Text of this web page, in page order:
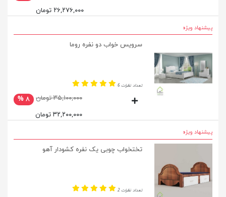
۲۶,۲۷۶,۰۰۰ تومان
پیشنهاد ویژه
سرویس خواب دو نفره روما
تعداد نظرات 6
۳۵,۱۰۰,۰۰۰ تومان
۸ %
۳۲,۲۰۰,۰۰۰ تومان
پیشنهاد ویژه
تختخواب چوبی یک نفره کشودار آهو
تعداد نظرات 2